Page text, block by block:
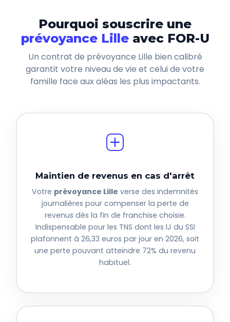
Pourquoi souscrire une
prévoyance Lilleavec FOR-U
Un contrat de prévoyance Lille bien calibré
garantit votre niveau de vie et celui de votre
famille face aux aléas les plus impactants.
Maintien de revenus en cas d'arrêt
Votre prévoyance Lille verse des indemnités
journalières pour compenser la perte de
revenus dès la fin de franchise choisie.
Indispensable pour les TNS dont les IJ du SSI
plafonnent à 26,33 euros par jour en 2026, soit
une perte pouvant atteindre 72% du revenu
habituel.